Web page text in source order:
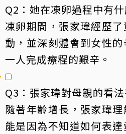
Q2：她在凍卵過程中有什
凍卵期間，張家瑋經歷
動，並深刻體會到女性
一人完成療程的艱辛。
Q3：張家瑋對母親的看
隨著年齡增長，張家瑋
能是因為不知道如何表